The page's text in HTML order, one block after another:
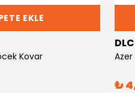
EKLE
Kovar Azer
₺